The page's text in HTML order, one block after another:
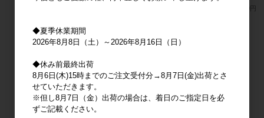
380円
◆夏季休業期間
2026年8月8日（土）～2026年8月16日（日）
◆休み前最終出荷
8月6日(木)15時までのご注文受付分→8月7日(金)出荷とさ
せていただきます。
※但し8月7日（金）出荷の場合は、着日のご指定日を必
ずご記載ください。